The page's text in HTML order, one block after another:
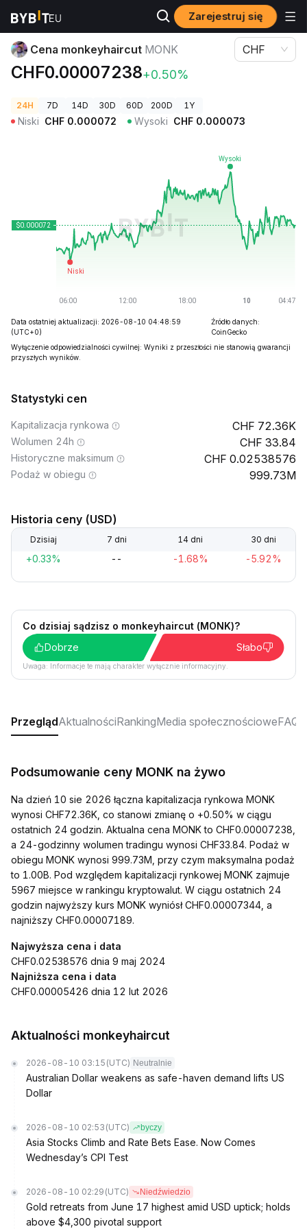
Zarejestruj się
Ceny kryptowalut Cena monkeyhaircut MONK
Cena monkeyhaircut MONK
CHF0.00007238+0.50%
CHF
24H 7D 14D 30D 60D 200D 1Y
Niski CHF 0.000072 Wysoki CHF 0.000073
Data ostatniej aktualizacji: 2026-08-10 04:48:59
(UTC+0)
Źródło danych:
CoinGecko
Wyłączenie odpowiedzialności cywilnej: Wyniki z przeszłości nie stanowią gwarancji
przyszłych wyników.
Statystyki cen
Kapitalizacja rynkowa 72.36K
Wolumen 24h 33.84
Historyczne maksimum 0.02538576
Podaż w obiegu 999.73M
Historia ceny (USD)
Dzisiaj 7 dni 14 dni 30 dni
+0.33% -- -1.68% -5.92%
Co dzisiaj sądzisz o monkeyhaircut (MONK)?
Dobrze
Słabo
Uwaga: Informacje te mają charakter wyłącznie informacyjny.
PrzeglądAktualnościRankingMedia społecznościoweFAQ
Podsumowanie ceny MONK na żywo
Na dzień 10 sie 2026 łączna kapitalizacja rynkowa MONK
wynosi CHF72.36K, co stanowi zmianę o +0.50% w ciągu
ostatnich 24 godzin. Aktualna cena MONK to CHF0.00007238,
a 24-godzinny wolumen tradingu wynosi CHF33.84. Podaż w
obiegu MONK wynosi 999.73M, przy czym maksymalna podaż
to 1.00B. Pod względem kapitalizacji rynkowej MONK zajmuje
5967 miejsce w rankingu kryptowalut. W ciągu ostatnich 24
godzin najwyższy kurs MONK wyniósł CHF0.00007344, a
najniższy CHF0.00007189.
Najwyższa cena i data
CHF0.02538576 dnia 9 maj 2024
Najniższa cena i data
CHF0.00005426 dnia 12 lut 2026
Aktualności monkeyhaircut
2026-08-10 03:15 (UTC) Neutralnie
Australian Dollar weakens as safe-haven demand lifts US
Dollar
2026-08-10 02:53 (UTC) byczy
Asia Stocks Climb and Rate Bets Ease. Now Comes
Wednesday’s CPI Test
2026-08-10 02:29 (UTC) Niedźwiedzio
Gold retreats from June 17 highest amid USD uptick; holds
above $4,300 pivotal support